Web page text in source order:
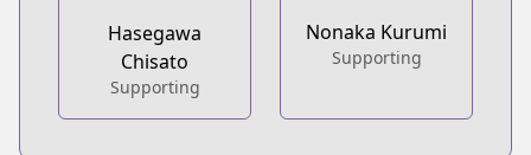
Hasegawa
Chisato
Supporting
Nonaka Kurumi
Supporting